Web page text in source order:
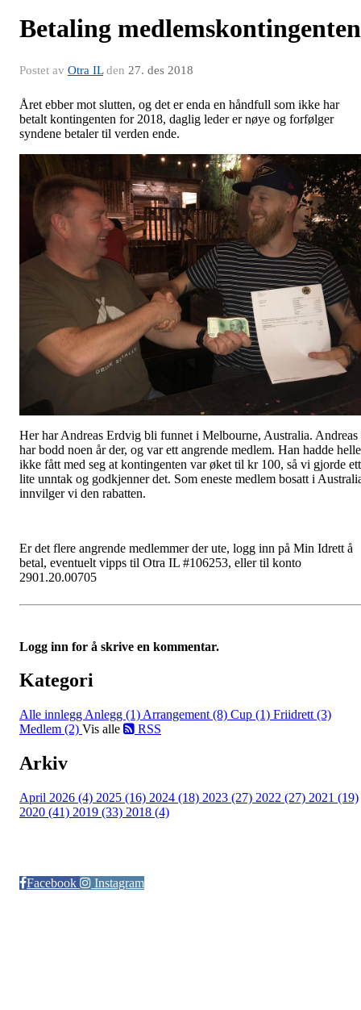
Betaling medlemskontingenten
Postet av Otra ILden 27. des 2018
Året ebber mot slutten, og det er enda en håndfull som ikke har
betalt kontingenten for 2018, daglig leder er nøye og forfølger
syndene betaler til verden ende.
Her har Andreas Erdvig bli funnet i Melbourne, Australia. Andreas
har bodd noen år der, og var ett angrende medlem. Han hadde
ikke fått med seg at kontingenten var øket til kr 100, så vi gjorde ett
lite unntak og godkjenner det. Som eneste medlem bosatt i
innvilger vi den rabatten.
Er det flere angrende medlemmer der ute, logg inn på Min Idrett å
betal, eventuelt vipps til Otra IL #106253, eller til konto
2901.20.00705
Logg inn for å skrive en kommentar.
Kategori
Alle innlegg Anlegg (1) Arrangement (8) Cup (1) Friidrett (3)
Medlem (2) Vis alle RSS
Arkiv
April 2026 (4) 2025 (16) 2024 (18) 2023 (27) 2022 (27) 2021 (19)
2020 (41) 2019 (33) 2018 (4)
Facebook
Instagram